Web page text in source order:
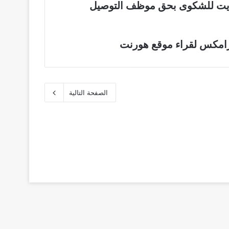
للشكوى بحق موظف التوصيل
لقراء موقع هورنت
الصفحة التالية